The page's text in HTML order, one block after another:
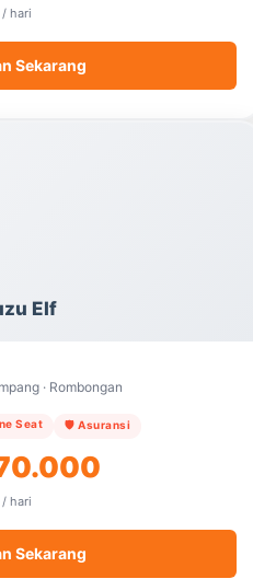
/ hari
Sekarang
Elf
· Rombongan
Seat 🛡️ Asuransi
/ hari
Sekarang